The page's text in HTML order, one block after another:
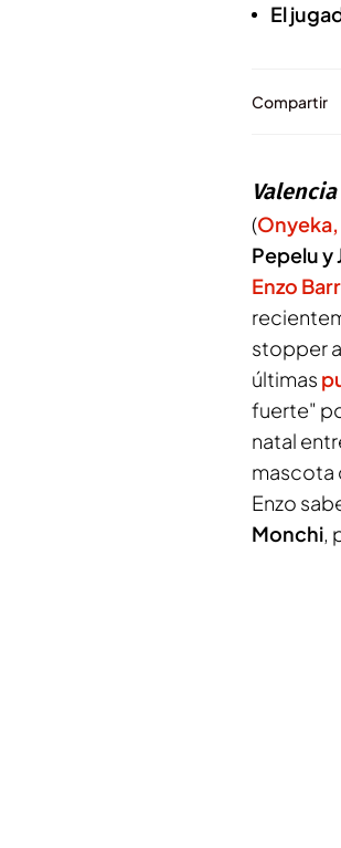
El
Compartir
Valencia
(
Pepelu y
Enzo
stopper
últimas
fuerte"
natal
mascota
Enzo
Monchi,